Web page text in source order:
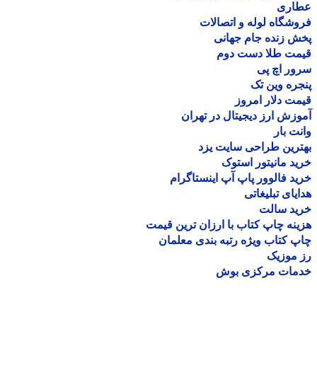
لوله و اتصالات
زنده جام جهانی
طلا دست دوم
اچ پی
وین تک
دلار امروز
ارز دیجیتال در تهران
بار
طراحی سایت یزد
مانیتور استوک
فالوور پاپ آپ اینستاگرام
تبلیغاتی
سالت
چاپ کتاب با ارزان ترین قیمت
کتاب ویژه رتبه بندی معلمان
موزیک
مرکزی بوش